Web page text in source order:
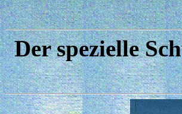
Der spezielle